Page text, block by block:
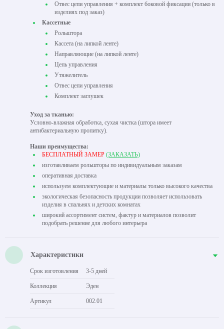
Отвес цепи управления + комплект боковой фиксации (только в
изделиях под заказ)
Кассетные
Рольштора
Кассета (на липкой ленте)
Направляющие (на липкой ленте)
Цепь управления
Утяжелитель
Отвес цепи управления
Комплект заглушек
Уход за тканью:
Условно-влажная обработка, сухая чистка (штора имеет
антибактериальную пропитку).
Наши преимущества:
БЕСПЛАТНЫЙ ЗАМЕР (ЗАКАЗАТЬ)
изготавливаем рольшторы по индивидуальным заказам
оперативная доставка
используем комплектующие и материалы только высокого качества
экологическая безопасность продукции позволяет использовать
изделия в спальнях и детских комнатах
широкий ассортимент систем, фактур и материалов позволит
подобрать решение для любого интерьера
Характеристики
Срок изготовления 3-5 дней
Коллекция Эден
Артикул 002.01